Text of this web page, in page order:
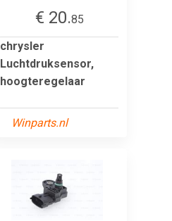
€ 20.85
chrysler
Luchtdruksensor,
hoogteregelaar
Winparts.nl